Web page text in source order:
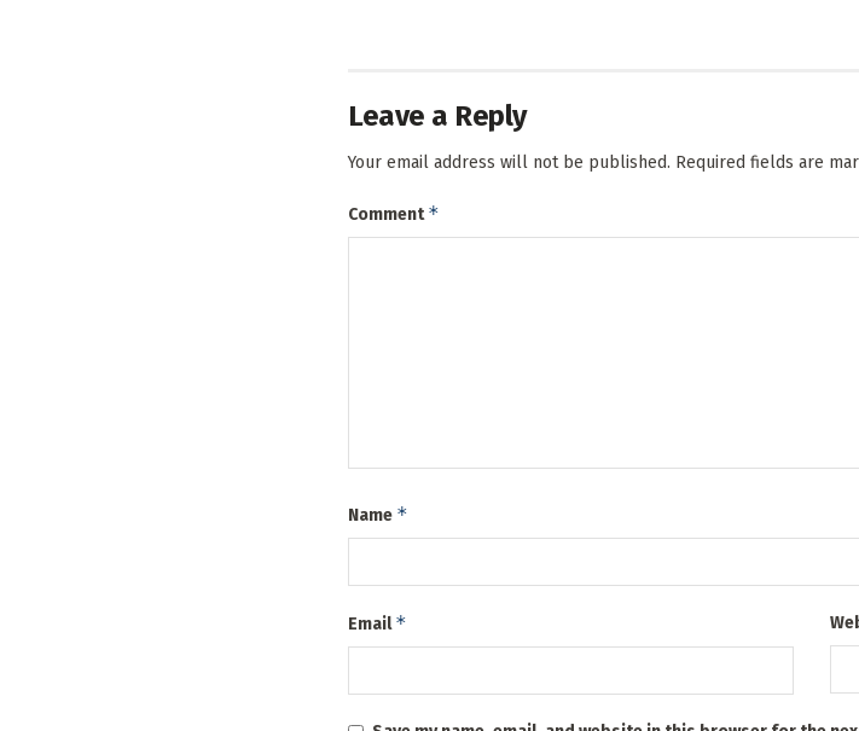
Leave a Reply
Your email address will not be published. Required fields are
Comment*
Name *
Email*